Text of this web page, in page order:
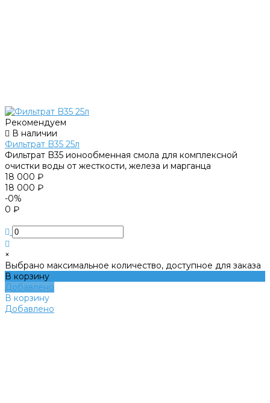
Рекомендуем
В наличии
Фильтрат B35 25л
Фильтрат B35 ионообменная смола для комплексной
очистки воды от жесткости, железа и марганца
18 000 ₽
18 000 ₽
-0%
0 ₽
×
Выбрано максимальное количество, доступное для заказа
В корзину
Добавлено
В корзину
Добавлено